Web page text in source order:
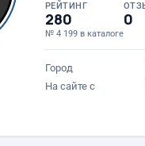
РЕЙТИНГ
280
№ 4 199 в каталоге
0
Город
На сайте с